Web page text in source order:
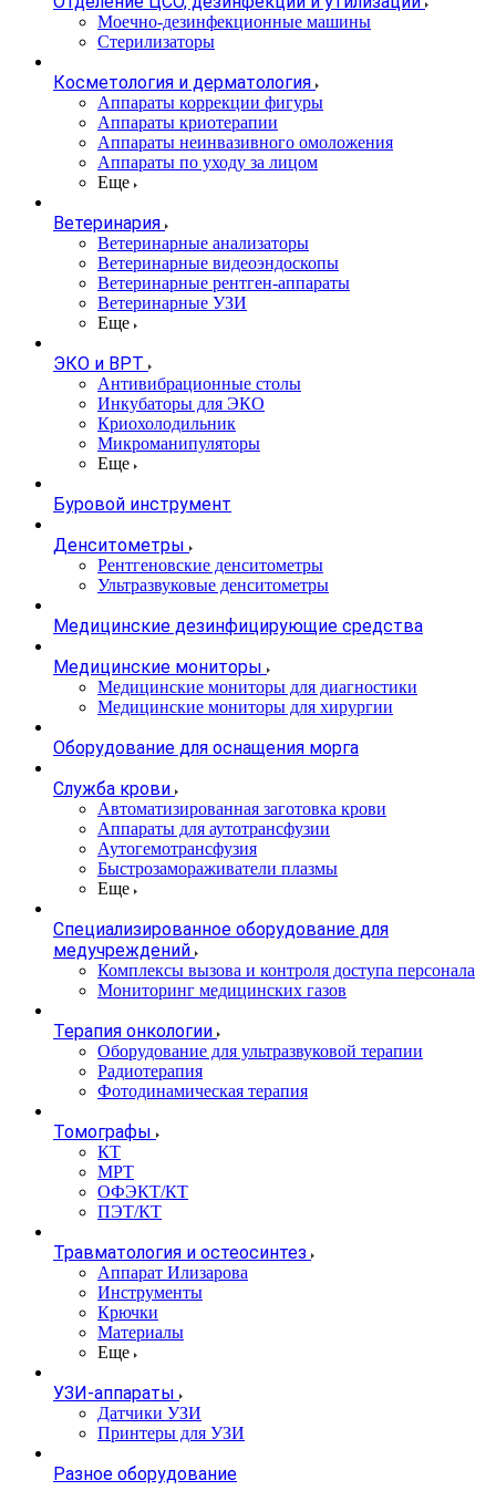
Моечно-дезинфекционные машины
Стерилизаторы
Косметология и дерматология
Аппараты коррекции фигуры
Аппараты криотерапии
Аппараты неинвазивного омоложения
Аппараты по уходу за лицом
Еще
Ветеринария
Ветеринарные анализаторы
Ветеринарные видеоэндоскопы
Ветеринарные рентген-аппараты
Ветеринарные УЗИ
Еще
ЭКО и ВРТ
Антивибрационные столы
Инкубаторы для ЭКО
Криохолодильник
Микроманипуляторы
Еще
Буровой инструмент
Денситометры
Рентгеновские денситометры
Ультразвуковые денситометры
Медицинские дезинфицирующие средства
Медицинские мониторы
Медицинские мониторы для диагностики
Медицинские мониторы для хирургии
Оборудование для оснащения морга
Служба крови
Автоматизированная заготовка крови
Аппараты для аутотрансфузии
Аутогемотрансфузия
Быстрозамораживатели плазмы
Еще
Специализированное оборудование для
медучреждений
Комплексы вызова и контроля доступа персонала
Мониторинг медицинских газов
Терапия онкологии
Оборудование для ультразвуковой терапии
Радиотерапия
Фотодинамическая терапия
Томографы
КТ
МРТ
ОФЭКТ/КТ
ПЭТ/КТ
Травматология и остеосинтез
Аппарат Илизарова
Инструменты
Крючки
Материалы
Еще
УЗИ-аппараты
Датчики УЗИ
Принтеры для УЗИ
Разное оборудование